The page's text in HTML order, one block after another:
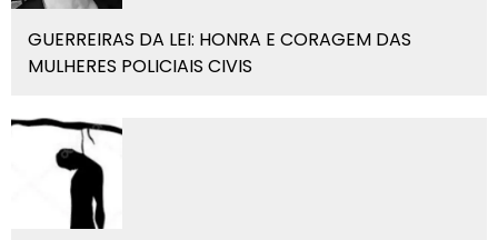
GUERREIRAS DA LEI: HONRA E CORAGEM DAS
MULHERES POLICIAIS CIVIS